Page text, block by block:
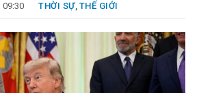
09:30 THỜI SỰ, THẾ GIỚI